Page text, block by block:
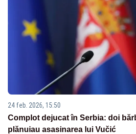
24 feb. 2026, 15:50
Complot dejucat în Serbia: doi
plănuiau asasinarea lui Vučić